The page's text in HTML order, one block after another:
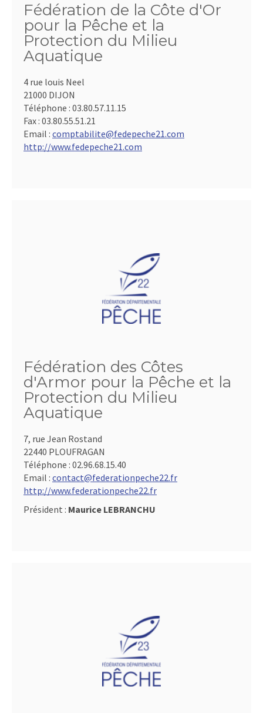
Fédération de la Côte d'Or
pour la Pêche et la
Protection du Milieu
Aquatique
4 rue louis Neel
21000 DIJON
Téléphone : 03.80.57.11.15
Fax : 03.80.55.51.21
Email : comptabilite@fedepeche21.com
http://www.fedepeche21.com
Fédération des Côtes
d'Armor pour la Pêche et la
Protection du Milieu
Aquatique
7, rue Jean Rostand
22440 PLOUFRAGAN
Téléphone : 02.96.68.15.40
Email : contact@federationpeche22.fr
http://www.federationpeche22.fr
Président : Maurice LEBRANCHU